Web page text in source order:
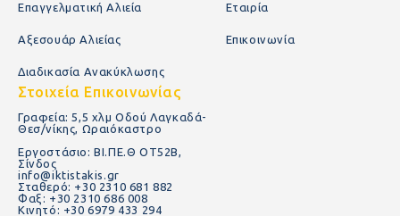
Επαγγελματική Αλιεία
Αξεσουάρ Αλιείας
Διαδικασία Ανακύκλωσης
Εταιρία
Επικοινωνία
Στοιχεία Επικοινωνίας
Γραφεία: 5,5 χλμ Οδού Λαγκαδά-
Θεσ/νίκης, Ωραιόκαστρο
Εργοστάσιο: ΒΙ.ΠΕ.Θ ΟΤ52Β,
Σίνδος
info@iktistakis.gr
Σταθερό: +30 2310 681 882
Φαξ: +30 2310 686 008
Κινητό: +30 6979 433 294